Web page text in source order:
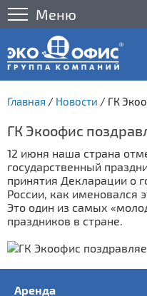
Меню
Главная / Новости / ГК
ГК Экоофис
12 июня наша страна
государственный
принятия Декларации о
России, как именовался
Это один из самых
праздников в стране.
Аренда